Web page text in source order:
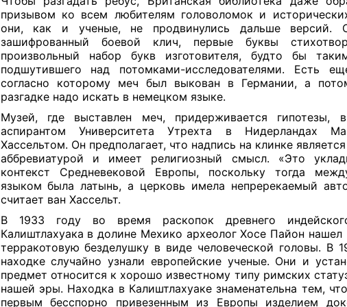
призывом ко всем любителям головоломок и
они, как и ученые, не продвинулись дальше версий.
зашифрованный боевой клич, первые буквы
произвольный набор букв изготовителя, будто бы
подшутившего над потомками-исследователями. Есть
согласно которому меч был выкован в Германии, а
разгадке надо искать в немецком языке.
Музей, где выставлен меч, придерживается гипотезы,
аспирантом Университета Утрехта в Нидерландах
Хассельтом. Он предполагает, что надпись на клинке
аббревиатурой и имеет религиозный смысл. «Это
контекст Средневековой Европы, поскольку тогда
языком была латынь, а церковь имела непререкаемый
считает ван Хассельт.
В 1933 году во время раскопок древнего
Калиштлахуака в долине Мехико археолог Хосе Пайон нашел
терракотовую безделушку в виде человеческой головы. В
находке случайно узнали европейские ученые. Они и
предмет относится к хорошо известному типу римских
нашей эры. Находка в Калиштлахуаке знаменательна тем,
первым бесспорно привезенным из Европы изделием